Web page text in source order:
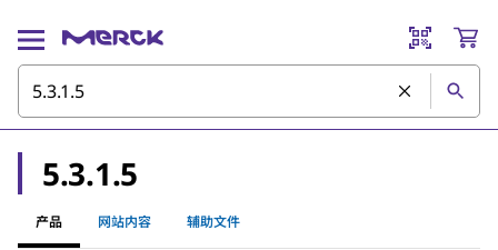
5.3.1.5
产品 网站内容 辅助文件